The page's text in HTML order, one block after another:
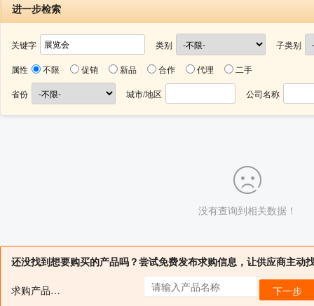
进一步检索
关键字 类别 子类别
属性 不限 促销 新品 合作 代理 二手
省份 城市/地区 公司名称
没有查询到相关数据！
还没找到想要购买的产品吗？尝试免费发布求购信息，让供应商主动
求购产品名： 下一步